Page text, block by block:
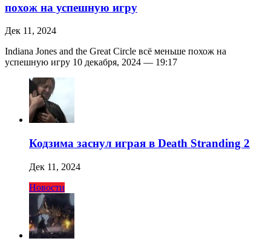
похож на успешную игру
Дек 11, 2024
Indiana Jones and the Great Circle всё меньше похож на
успешную игру 10 декабря, 2024 — 19:17
Кодзима заснул играя в Death Stranding 2
Дек 11, 2024
Новости